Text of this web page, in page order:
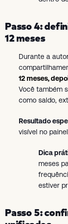
Passo 4:
12 meses
Durante a
12 meses,
Você também
como saldo,
Resultado
visível no
Dica
meses
estiver
Passo 5: